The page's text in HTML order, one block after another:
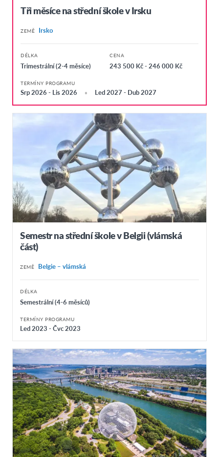
Tři měsíce na střední škole v Irsku
ZEMĚ Irsko
DÉLKA
Trimestrální (2-4 měsíce)
CENA
243 500 Kč - 246 000 Kč
TERMÍNY PROGRAMU
Srp 2026 - Lis 2026 Led 2027 - Dub 2027
Semestr na střední škole v Belgii (vlámská
část)
ZEMĚ Belgie – vlámská
DÉLKA
Semestrální (4-6 měsíců)
TERMÍNY PROGRAMU
Led 2023 - Čvc 2023